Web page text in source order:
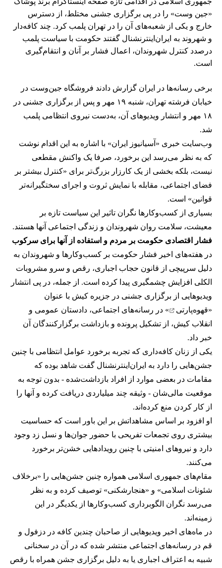
«جین وست» را در پی برگزاری جشنی مختلط، از دسترس
خارج و یکی از شعبه‌های آن را در تهران پلمب کرد. چند کافه‌‌دار
و شهروند به ایران‌اینترنشنال گفتند حکومت با سیاست پلمب
درصدد کنترل شهروندان، اعمال فشار بر آنان و انتقام‌گیری
است.
برخی رسانه‌ها در ایران گزارش دادند فروشگاه جین‌وست در
خیابان فرشته تهران، شنبه ۱۹ مهر و پس از برگزاری جشنی در
۱۸ مهر و انتشار ویدیوهای آن، به‌دست نیروی انتظامی پلمب
شد.
وب‌سایت خبری «آسیانیوز ایران» با اشاره به این اقدام نوشت
که به نظر می‌رسد این برخورد، صرفا یک واکنش مقطعی
نیست، بلکه بخشی از یک کارزار بزرگ‌تر برای «کنترل بیشتر بر
فضای اجتماعی، مقابله با نمایش ثروت و اجرای سختگیرانه‌تر
قوانین» است.
بسیاری از کسب‌وکارها نگران تاثیر این سیاست‌ تازه بر
معیشت، سلامت روان شهروندان و زندگی اجتماعی آنها هستند.
فشار اقتصادی حکومت بر مردم و استفاده از آنها برای سرکوب
در هفته‌های اخیر فشار حکومت بر کسب‌وکارها و شهروندان به
دلیل سرپیچی از قانون حجاب اجباری، رقص و سرو مشروبات
الکلی افزایش چشمگیری پیدا کرده است. از جمله، در پی انتشار
ویدیوهایی از برگزاری جشنی در جزیره کیش با عنوان
«قهوه‌پارتی
» در رسانه‌های اجتماعی، دادستان عمومی و
انقلاب کیش، از تشکیل پرونده و بازداشت برگزارکنندگان آن
خبر داد.
یکی از زنان کافه‌داری که تجربه برخورد عوامل انتظامی با چنین
جشن‌هایی را دارد به ایران‌اینترنشنال گفت شاهد بوده که
مقامات در بعضی موارد از افراد بازداشت‌‌شده - بدون توجه به
موقعیت مالی‌شان - وثیقه چند میلیاردی دریافت کرده و آنها را
از کار کردن منع کرده‌اند.
او افزود بر اساس مشاهداتش بر این باور است که حساسیت
بیشتری روی تجمعات تفریحی با حضور جوان‌ها و نسل زد وجود
دارد و نیروهای امنیتی با چنین رویدادهایی خشن‌تر برخورد
می‌کنند.
مقام‌های جمهوری اسلامی همواره چنین جشن‌هایی را «برخلاف
شئونات اسلامی» و «هنجارشکنی» توصیف کرده و به نظر
می‌رسد نگران الگوبرداری کسب‌وکارها از یکدیگر در این
زمینه‌اند.
در ماه‌های اخیر ویدیوهایی از صاحبان چندین کافه در دزفول و
قم در رسانه‌های اجتماعی منتشر شده که در آن در سخنانی
شبیه به اعتراف اجباری یا به دلیل برگزاری جشن همراه با رقص